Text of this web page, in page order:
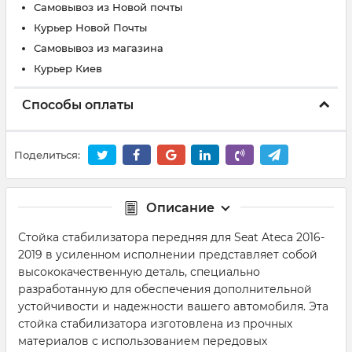
Самовывоз из Новой почты
Курьер Новой Почты
Самовывоз из магазина
Курьер Киев
Способы оплаты
Поделиться:
Описание
Стойка стабилизатора передняя для Seat Ateca 2016-
2019 в усиленном исполнении представляет собой
высококачественную деталь, специально
разработанную для обеспечения дополнительной
устойчивости и надежности вашего автомобиля. Эта
стойка стабилизатора изготовлена из прочных
материалов с использованием передовых